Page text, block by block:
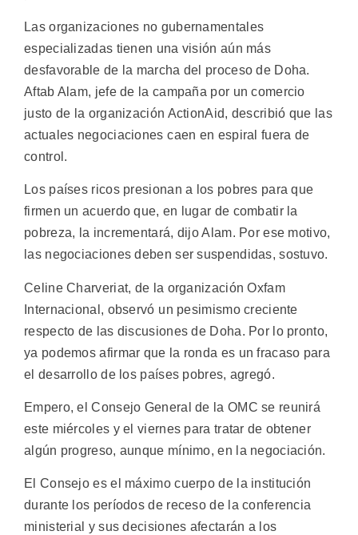
Las organizaciones no gubernamentales
especializadas tienen una visión aún más
desfavorable de la marcha del proceso de Doha.
Aftab Alam, jefe de la campaña por un comercio
justo de la organización ActionAid, describió que las
actuales negociaciones caen en espiral fuera de
control.
Los países ricos presionan a los pobres para que
firmen un acuerdo que, en lugar de combatir la
pobreza, la incrementará, dijo Alam. Por ese motivo,
las negociaciones deben ser suspendidas, sostuvo.
Celine Charveriat, de la organización Oxfam
Internacional, observó un pesimismo creciente
respecto de las discusiones de Doha. Por lo pronto,
ya podemos afirmar que la ronda es un fracaso para
el desarrollo de los países pobres, agregó.
Empero, el Consejo General de la OMC se reunirá
este miércoles y el viernes para tratar de obtener
algún progreso, aunque mínimo, en la negociación.
El Consejo es el máximo cuerpo de la institución
durante los períodos de receso de la conferencia
ministerial y sus decisiones afectarán a los